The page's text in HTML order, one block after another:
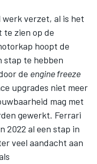
verzet, al is het
zien op de
hoopt de
stap te hebben
de engine freeze
upgrades niet meer
mag met
gewerkt. Ferrari
2022 al een stap in
veel aandacht aan